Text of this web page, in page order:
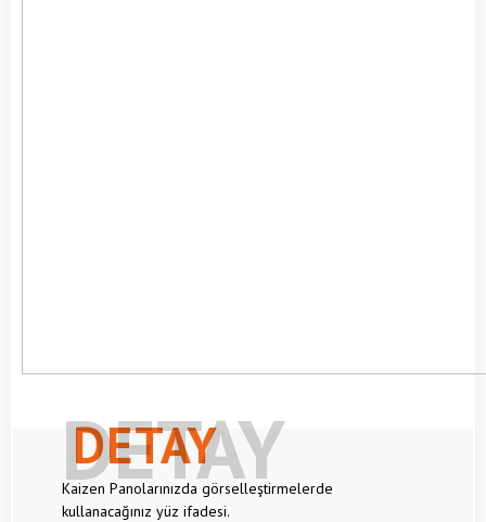
DETAY
Kaizen Panolarınızda görselleştirmelerde
kullanacağınız yüz ifadesi.